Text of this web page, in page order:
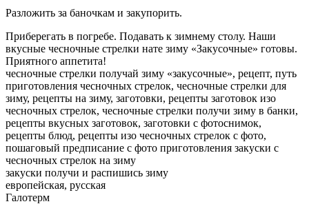
Разложить за баночкам и закупорить.
Приберегать в погребе. Подавать к зимнему столу. Наши
вкусные чесночные стрелки нате зиму «Закусочные» готовы.
Приятного аппетита!
чесночные стрелки получай зиму «закусочные», рецепт, путь
приготовления чесночных стрелок, чесночные стрелки для
зиму, рецепты на зиму, заготовки, рецепты заготовок изо
чесночных стрелок, чесночные стрелки получи зиму в банки,
рецепты вкусных заготовок, заготовки с фотоснимок,
рецепты блюд, рецепты изо чесночных стрелок с фото,
пошаговый предписание с фото приготовления закуски с
чесночных стрелок на зиму
закуски получи и распишись зиму
европейская, русская
Галотерм